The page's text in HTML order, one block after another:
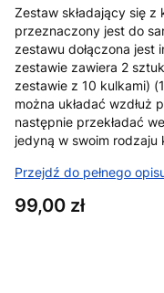
Zestaw składający się
przeznaczony jest do
zestawu dołączona
zestawie zawiera 2
zestawie z 10 kulkami)
można układać wzdłuż
następnie przekładać
jedyną w swoim rodzaju
Przejdź do pełnego
Cena
99,00 zł